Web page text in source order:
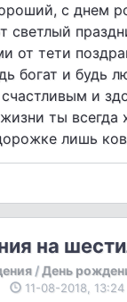
с днем
светлый
от тети
богат и будь
и
ты всегда
лишь
на
/День
11-08-2018, 13:24